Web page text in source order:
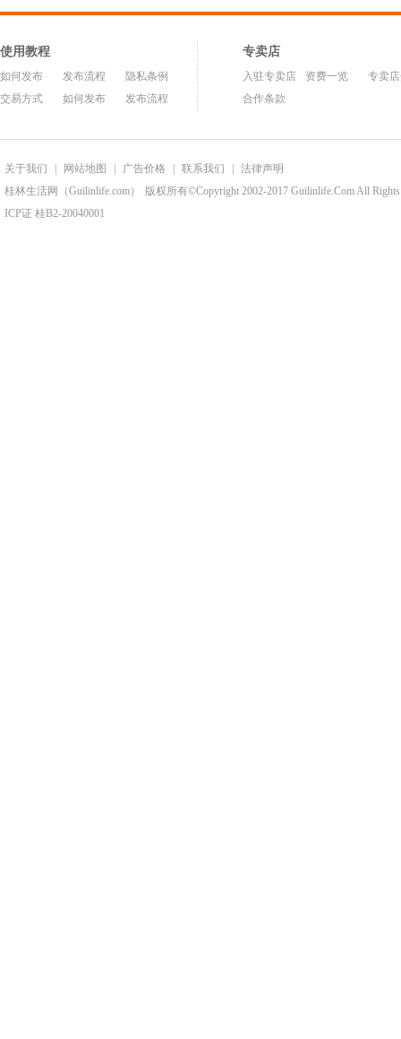
使用教程
如何发布 发布流程
隐私条例
交易方式
如何发布 发布流程
专卖店
入驻专卖店 资费一览
专卖
合作条款
关于我们 网站地图 广告价格 联系我们
法律声明
桂林生活网（Guilinlife.com）
版权所有©Copyright 2002-2017 Guilinlife.Com All Rights
ICP证 桂B2-20040001